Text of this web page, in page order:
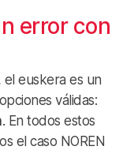
error con
el euskera es un
válidas:
. En todos estos
el caso NOREN